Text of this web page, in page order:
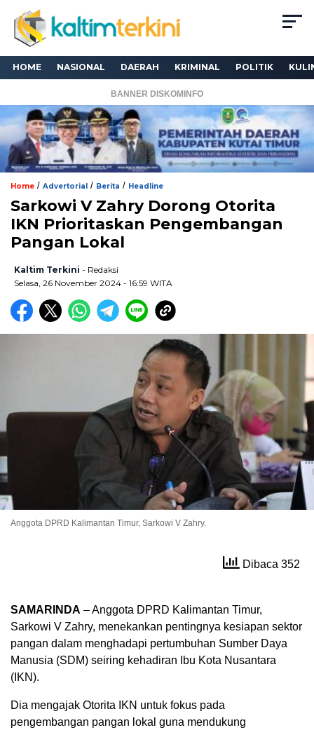
HOME NASIONAL DAERAH KRIMINAL POLITIK
BANNER DISKOMINFO
Home / Advertorial / Berita / Headline
Sarkowi V Zahry Dorong Otorita
IKN Prioritaskan Pengembangan
Pangan Lokal
Kaltim Terkini - Redaksi
Selasa, 26 November 2024 - 16:59 WITA
Anggota DPRD Kalimantan Timur, Sarkowi V Zahry.
Dibaca 352
SAMARINDA – Anggota DPRD Kalimantan Timur,
Sarkowi V Zahry, menekankan pentingnya kesiapan sektor
pangan dalam menghadapi pertumbuhan Sumber Daya
Manusia (SDM) seiring kehadiran Ibu Kota Nusantara
(IKN).
Dia mengajak Otorita IKN untuk fokus pada
pengembangan pangan lokal guna mendukung